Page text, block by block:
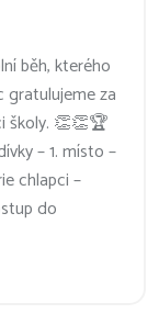
běh, kterého
gratulujeme za
školy. 👏👏🏆
– 1. místo –
chlapci –
do